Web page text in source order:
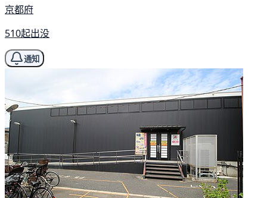
京都府
510起出没
通知